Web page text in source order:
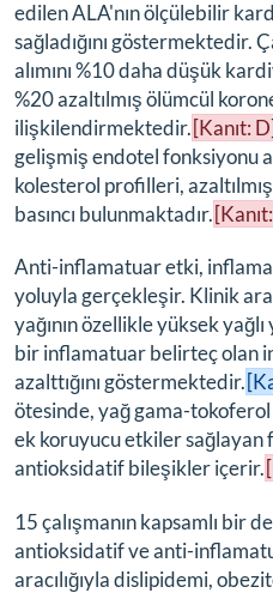
edilen ALA'nın ölçülebilir
sağladığını göstermektedir.
alımını %10 daha düşük
%20 azaltılmış ölümcül
ilişkilendirmektedir.[Kanıt: D]
gelişmiş endotel fonksiyonu
kolesterol profilleri,
basıncı bulunmaktadır.
Anti-inflamatuar etki,
yoluyla gerçekleşir. Klinik
yağının özellikle yüksek
bir inflamatuar belirteç olan
azalttığını göstermektedir.
ötesinde, yağ gama-
ek koruyucu etkiler
antioksidatif bileşikler içerir.
15 çalışmanın kapsamlı bir
antioksidatif ve anti-
aracılığıyla dislipidemi,